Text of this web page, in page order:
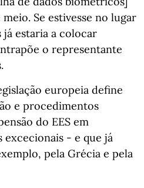
Se estivesse no lugar
estaria a colocar
o representante
europeia define
e procedimentos
do EES em
excecionais - e que já
pela Grécia e pela